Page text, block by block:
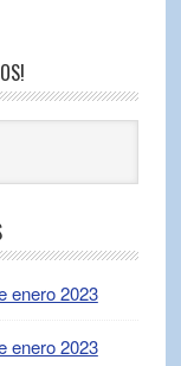
enero 2023
enero 2023